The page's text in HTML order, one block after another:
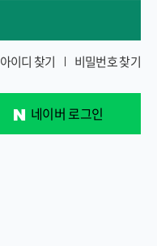
아이디 찾기 비밀번호 찾기
네이버 로그인